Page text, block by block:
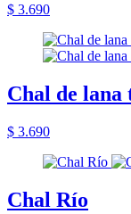
$ 3.690
Chal de lana
$ 3.690
Chal Río